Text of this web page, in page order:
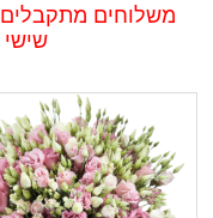
שישי